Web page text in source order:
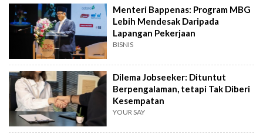
Menteri Bappenas: Program MBG
Lebih Mendesak Daripada
Lapangan Pekerjaan
BISNIS
Dilema Jobseeker: Dituntut
Berpengalaman, tetapi Tak Diberi
Kesempatan
YOUR SAY